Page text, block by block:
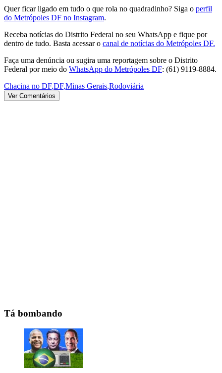
Quer ficar ligado em tudo o que rola no quadradinho? Siga o perfil
do Metrópoles DF no Instagram.
Receba notícias do Distrito Federal no seu WhatsApp e fique por
dentro de tudo. Basta acessar o canal de notícias do Metrópoles DF.
Faça uma denúncia ou sugira uma reportagem sobre o Distrito
Federal por meio do WhatsApp do Metrópoles DF: (61) 9119-8884.
Chacina no DF,DF,Minas Gerais,Rodoviária
Ver Comentários
Tá bombando